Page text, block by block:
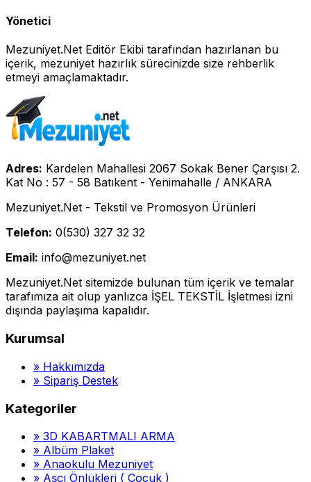
Yönetici
Mezuniyet.Net Editör Ekibi tarafından hazırlanan bu
içerik, mezuniyet hazırlık sürecinizde size rehberlik
etmeyi amaçlamaktadır.
Adres: Kardelen Mahallesi 2067 Sokak Bener Çarşısı 2.
Kat No : 57 - 58 Batıkent - Yenimahalle / ANKARA
Mezuniyet.Net - Tekstil ve Promosyon Ürünleri
Telefon: 0(530) 327 32 32
Email: info@mezuniyet.net
Mezuniyet.Net sitemizde bulunan tüm içerik ve temalar
tarafımıza ait olup yanlızca İŞEL TEKSTİL İşletmesi izni
dışında paylaşıma kapalıdır.
Kurumsal
» Hakkımızda
» Sipariş Destek
Kategoriler
» 3D KABARTMALI ARMA
» Albüm Plaket
» Anaokulu Mezuniyet
» Aşçı Önlükleri ( Çocuk )